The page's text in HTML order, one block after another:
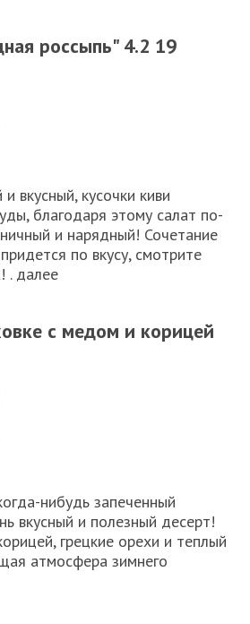
россыпь" 4.2 19
вкусный, кусочки киви
благодаря этому салат по-
и нарядный! Сочетание
по вкусу, смотрите
. далее
с медом и корицей
нибудь запеченный
вкусный и полезный десерт!
грецкие орехи и теплый
атмосфера зимнего